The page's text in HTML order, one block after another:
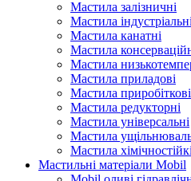
Мастила залізничні
Мастила індустріальні
Мастила канатні
Мастила
Мастила
Мастила приладові
Мастила приробіткові
Мастила редукторні
Мастила універсальні
Мастила
Мастила хімічностійкі
Мастильні матеріали Mobil